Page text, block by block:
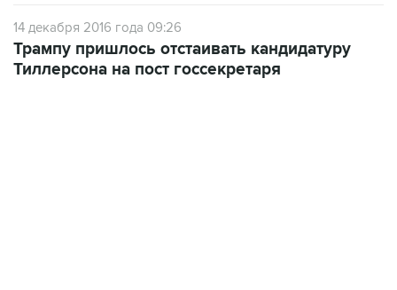
Тиллерсона на пост госсекретаря